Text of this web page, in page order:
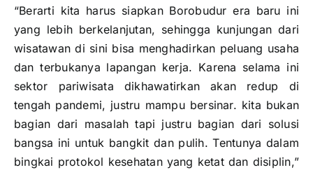
“Berarti kita harus siapkan Borobudur era baru ini
yang lebih berkelanjutan, sehingga kunjungan dari
wisatawan di sini bisa menghadirkan peluang usaha
dan terbukanya lapangan kerja. Karena selama ini
sektor pariwisata dikhawatirkan akan redup di
tengah pandemi, justru mampu bersinar. kita bukan
bagian dari masalah tapi justru bagian dari solusi
bangsa ini untuk bangkit dan pulih. Tentunya dalam
bingkai protokol kesehatan yang ketat dan disiplin,”